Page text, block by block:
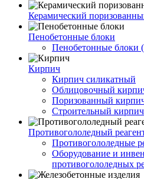
Керамический
Пенобетонные блоки
Пенобетонные блоки
Кирпич
Кирпич силикатный
Облицовочный
Поризованный
Строительный кирпич
Противогололедный
Противогололедные
Оборудование и
противогололедных